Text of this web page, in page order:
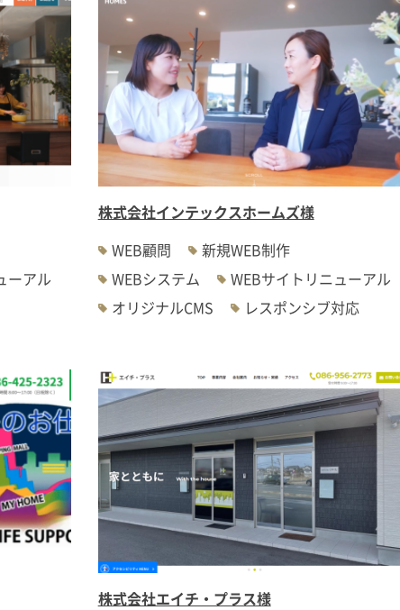
ーアル
株式会社インテックスホームズ様
WEB顧問
新規WEB制作
WEBシステム
WEBサイトリニューアル
オリジナルCMS
レスポンシブ対応
株式会社エイチ・プラス様